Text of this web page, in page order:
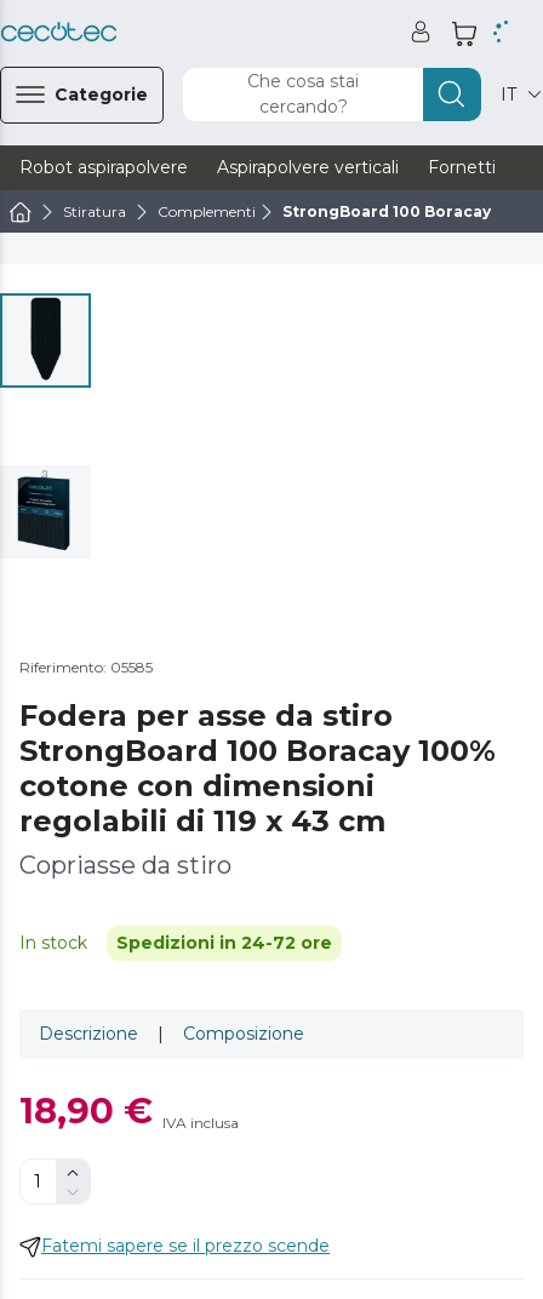
Categorie
Che cosa stai
cercando?
IT
Robot aspirapolvere Aspirapolvere verticali Fornetti
Stiratura Complementi StrongBoard 100 Boracay
Riferimento: 05585
Fodera per asse da stiro
StrongBoard 100 Boracay 100%
cotone con dimensioni
regolabili di 119 x 43 cm
Copriasse da stiro
In stock Spedizioni in 24-72 ore
Descrizione Composizione
18,90 € IVA inclusa
Fatemi sapere se il prezzo scende